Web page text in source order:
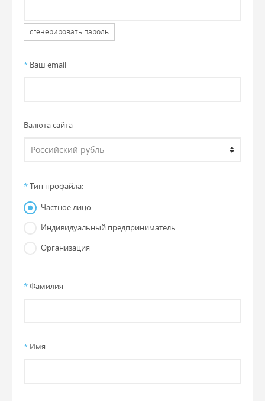
сгенерировать пароль
* Ваш email
Валюта сайта
*Тип профайла:
Частное лицо
Индивидуальный предприниматель
Организация
*Фамилия
* Имя